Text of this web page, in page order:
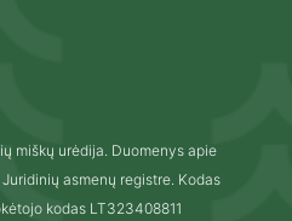
miškų urėdija. Duomenys apie
asmenų registre. Kodas
kodas LT323408811